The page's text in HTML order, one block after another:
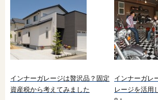
インナーガレージは贅沢品？固定
資産税から考えてみました
インナーガレ
レージを活用